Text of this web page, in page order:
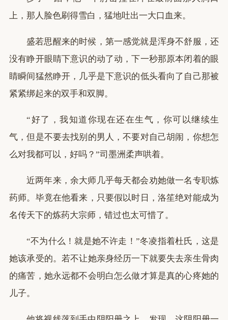
上，那人脸色刷得雪白，猛地吐出一大口血来。
盛若思醒来的时候，第一感觉就是浑身不舒服，还
没有睁开眼睛下意识的动了动，下一秒那原本闭着的眼
睛瞬间猛然睁开，几乎是下意识的低头看向了自己那被
紧紧绑起来的双手和双脚。
“好了，我知道你现在还在生气，你可以继续生
气，但是不要去找别的男人，不要对自己胡闹，你想怎
么对我都可以，好吗？”司墨洲柔声哄着。
近两年来，余大师几乎每天都会劝她做一名专职炼
药师。毕竟在他看来，只要假以时日，洛笙绝对能成为
名传天下的炼药大宗师，错过也太可惜了。
“不为什么！就是她不许走！”冬凌指着杜氏，这是
她该承受的。若不让她亲身经历一下就要失去亲生骨肉
的痛苦，她永远都不会明白怎么做才算是真的心疼她的
儿子。